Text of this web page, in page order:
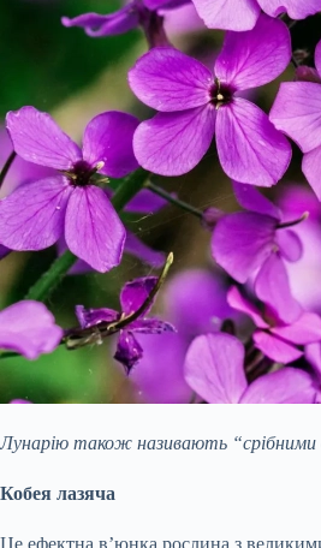
Лунарію також називають “срібними
Кобея лазяча
Це ефектна в’юнка рослина з